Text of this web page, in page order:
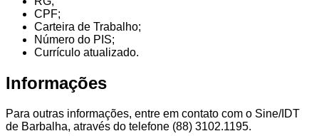
CPF;
Carteira de Trabalho;
Número do PIS;
Currículo atualizado.
Informações
Para outras informações, entre em contato com o Sine/IDT
de Barbalha, através do telefone (88) 3102.1195.